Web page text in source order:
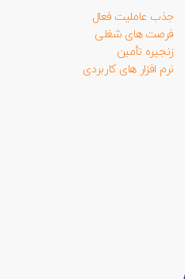
جذب عاملیت فعال
فرصت های شغلی
زنجیره تأمین
نرم افزار های کاربردی